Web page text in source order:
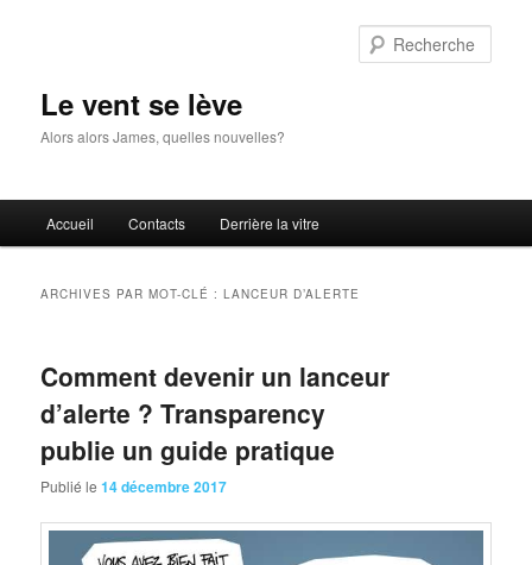
Le vent se lève
Alors alors James, quelles nouvelles?
principal
Accueil Contacts Derrière la vitre
ARCHIVES PAR MOT-CLÉ :LANCEUR D’ALERTE
Comment devenir un lanceur
d’alerte ? Transparency
publie un guide pratique
Publié le14 décembre 2017